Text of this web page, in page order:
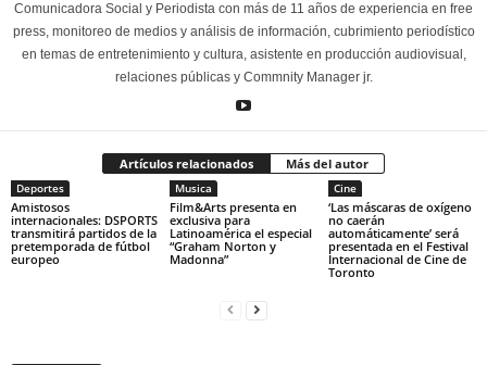
Comunicadora Social y Periodista con más de 11 años de experiencia en free
press, monitoreo de medios y análisis de información, cubrimiento periodístico
en temas de entretenimiento y cultura, asistente en producción audiovisual,
relaciones públicas y Commnity Manager jr.
Artículos relacionados Más del autor
Deportes
Amistosos
internacionales: DSPORTS
transmitirá partidos de la
pretemporada de fútbol
europeo
Musica
Film&Arts presenta en
exclusiva para
Latinoamérica el especial
“Graham Norton y
Madonna”
Cine
‘Las máscaras de oxígeno
no caerán
automáticamente’ será
presentada en el Festival
Internacional de Cine de
Toronto